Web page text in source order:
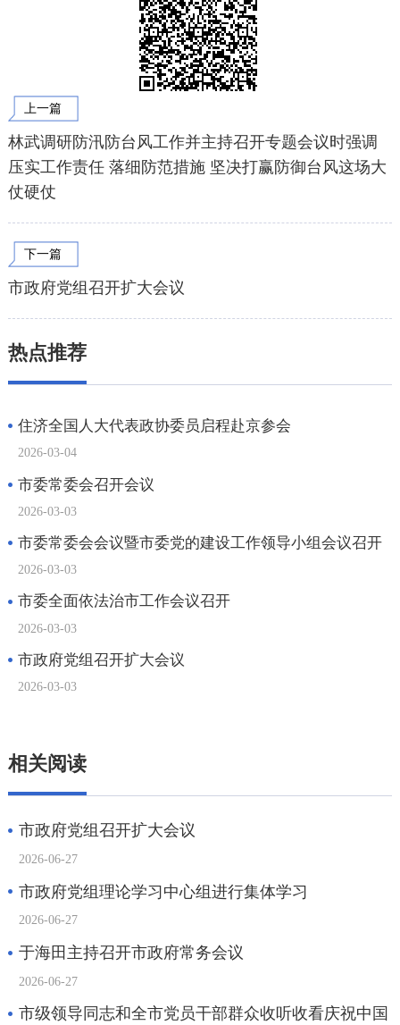
上一篇
林武调研防汛防台风工作并主持召开专题会议时强调
压实工作责任 落细防范措施 坚决打赢防御台风这场大
仗硬仗
下一篇
市政府党组召开扩大会议
热点推荐
相关阅读
市政府党组召开扩大会议
2026-06-27
市政府党组理论学习中心组进行集体学习
2026-06-27
于海田主持召开市政府常务会议
2026-06-27
市级领导同志和全市党员干部群众收听收看庆祝中国